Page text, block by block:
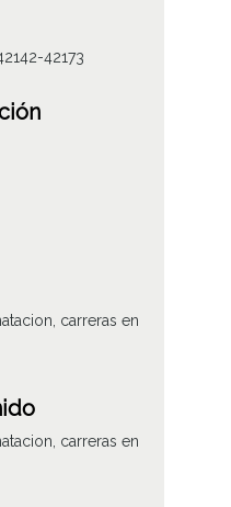
42173
carreras en
carreras en